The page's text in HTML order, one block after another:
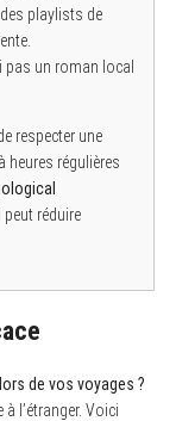
playlists de
pas un roman local
respecter une
heures régulières
réduire
de vos voyages ?
l’étranger. Voici